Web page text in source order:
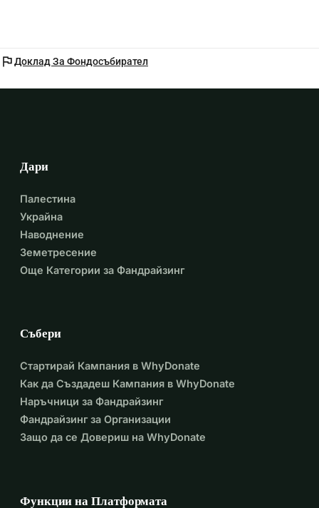
flagДоклад За Фондосъбирател
Дари
Палестина
Украйна
Наводнение
Земетресение
Още Категории за Фандрайзинг
Събери
Стартирай Кампания в WhyDonate
Как да Създадеш Кампания в WhyDonate
Наръчници за Фандрайзинг
Фандрайзинг за Организации
Защо да се Довериш на WhyDonate
Функции на Платформата